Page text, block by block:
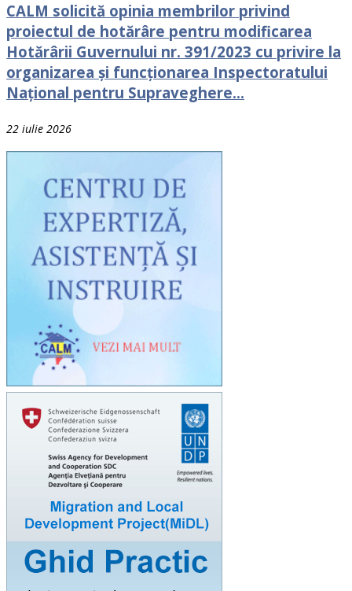
CALM solicită opinia membrilor privind
proiectul de hotărâre pentru modificarea
Hotărârii Guvernului nr. 391/2023 cu privire la
organizarea și funcționarea Inspectoratului
Național pentru Supraveghere...
22 iulie 2026